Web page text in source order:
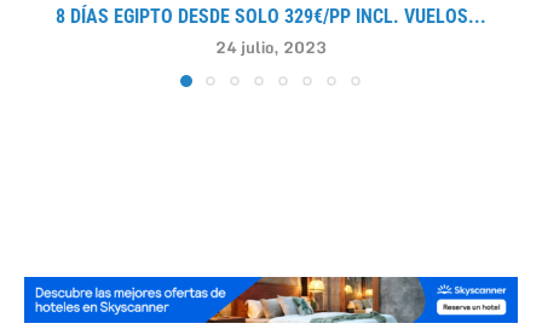
8 DÍAS EGIPTO DESDE SOLO 329€/PP INCL. VUELOS...
24 julio, 2023